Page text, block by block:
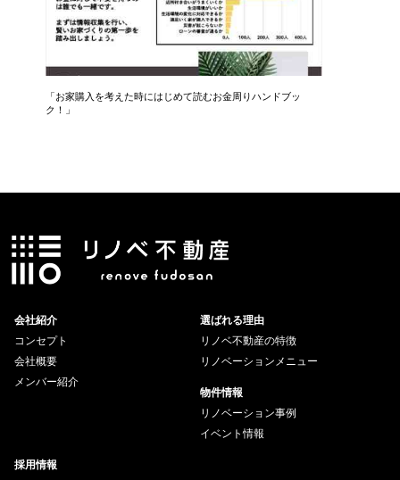
「お家購入を考えた時にはじめて読むお金周りハンドブッ
ク！」
会社紹介
コンセプト
会社概要
メンバー紹介
選ばれる理由
リノベ不動産の特徴
リノベーションメニュー
物件情報
リノベーション事例
イベント情報
採用情報